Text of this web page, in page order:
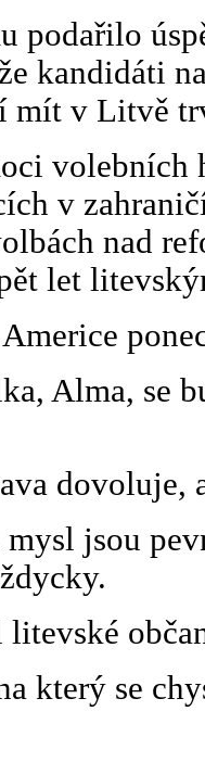
podařilo
kandidáti
mít v Litvě
volebních
v
nad
let
Alma, se
dovoluje,
mysl jsou
který se